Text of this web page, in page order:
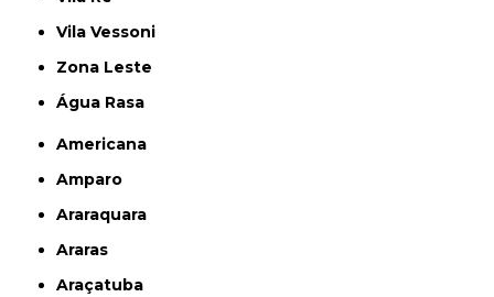
Vila Vessoni
Zona Leste
Água Rasa
Americana
Amparo
Araraquara
Araras
Araçatuba